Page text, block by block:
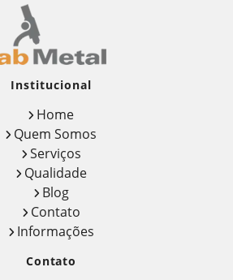
Institucional
Home
Quem Somos
Serviços
Qualidade
Blog
Contato
Informações
Contato